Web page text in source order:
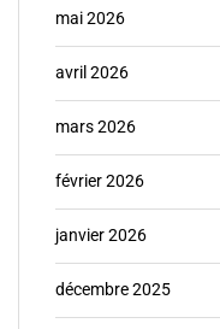
mai 2026
avril 2026
mars 2026
février 2026
janvier 2026
décembre 2025